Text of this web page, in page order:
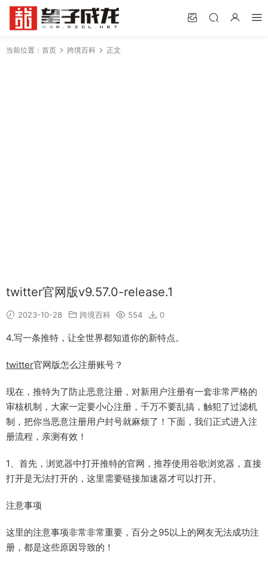
当前位置： 首页 跨境百科 正文
twitter官网版v9.57.0-release.1
2023-10-28 跨境百科 554 0
4.写一条推特，让全世界都知道你的新特点。
twitter官网版怎么注册账号？
现在，推特为了防止恶意注册，对新用户注册有一套非常严格的
审核机制，大家一定要小心注册，千万不要乱搞，触犯了过滤机
制，把你当恶意注册用户封号就麻烦了！下面，我们正式进入注
册流程，亲测有效！
1、首先，浏览器中打开推特的官网，推荐使用谷歌浏览器，直接
打开是无法打开的，这里需要链接加速器才可以打开。
注意事项
这里的注意事项非常非常重要，百分之95以上的网友无法成功注
册，都是这些原因导致的！